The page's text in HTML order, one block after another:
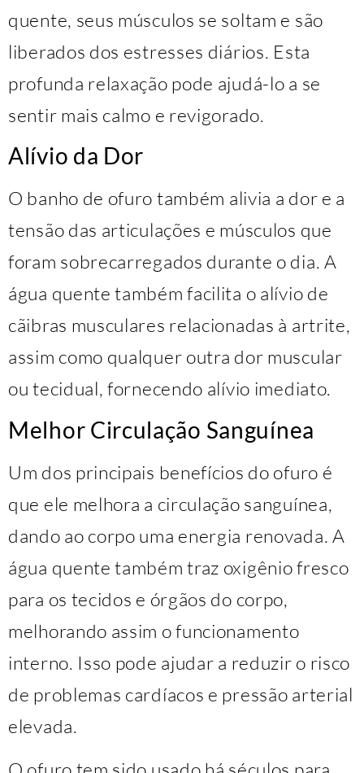
quente, seus músculos se soltam e são
liberados dos estresses diários. Esta
profunda relaxação pode ajudá-lo a se
sentir mais calmo e revigorado.
Alívio da Dor
O banho de ofuro também alivia a dor e a
tensão das articulações e músculos que
foram sobrecarregados durante o dia. A
água quente também facilita o alívio de
cãibras musculares relacionadas à artrite,
assim como qualquer outra dor muscular
ou tecidual, fornecendo alívio imediato.
Melhor Circulação Sanguínea
Um dos principais benefícios do ofuro é
que ele melhora a circulação sanguínea,
dando ao corpo uma energia renovada. A
água quente também traz oxigênio fresco
para os tecidos e órgãos do corpo,
melhorando assim o funcionamento
interno. Isso pode ajudar a reduzir o risco
de problemas cardíacos e pressão arterial
elevada.